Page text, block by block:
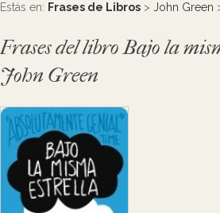
Estás en: Frases de Libros > John Green
Frases del libro Bajo la
John Green